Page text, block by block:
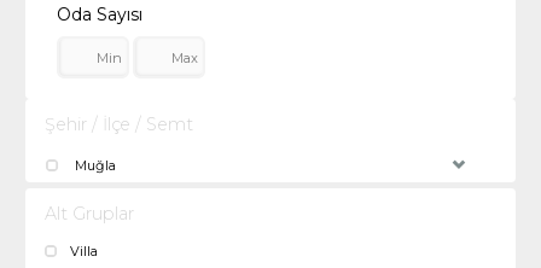
Oda Sayısı
Şehir / İlçe / Semt
Muğla
Alt Gruplar
Villa